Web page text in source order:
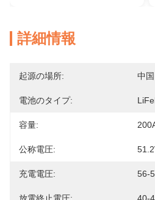
詳細情報
起源の場所: 中国
電池のタイプ:
容量:
公称電圧:
充電電圧: 56-